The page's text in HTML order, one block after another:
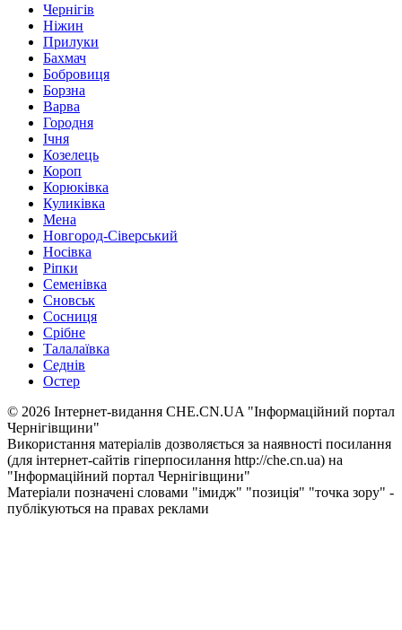
Чернігів
Ніжин
Прилуки
Бахмач
Бобровиця
Борзна
Варва
Городня
Ічня
Козелець
Короп
Корюківка
Куликівка
Мена
Новгород-Сіверський
Носівка
Ріпки
Семенівка
Сновськ
Сосниця
Срібне
Талалаївка
Седнів
Остер
© 2026 Інтернет-видання CHE.CN.UA "Інформаційний портал
Чернiгiвщини"
Використання матеріалів дозволяється за наявності посилання
(для інтернет-сайтів гіперпосилання http://che.cn.ua) на
"Інформаційний портал Чернiгiвщини"
Матеріали позначені словами "імидж" "позиція" "точка зору" -
публікуються на правах реклами